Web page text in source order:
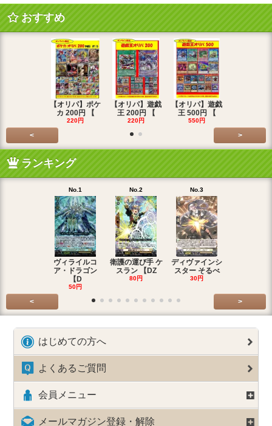
おすすめ
【オリパ】ポケ
カ 200円 【
220円
【オリパ】遊戯
王 200円 【
220円
【オリパ】遊戯
王 500円 【
550円
< >
ランキング
No.1
ヴィライルコ
ア・ドラゴン
【D
50円
No.2
衛護の運び手 ケ
スラン 【DZ
80円
No.3
ディヴァインシ
スター そるべ
30円
< >
はじめての方へ
よくあるご質問
会員メニュー
メールマガジン登録・解除